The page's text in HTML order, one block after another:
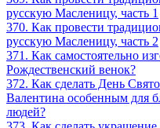
русскую Масленицу, часть 1
370. Как провести
русскую Масленицу, часть 2
371. Как самостоятельно
Рождественский венок?
372. Как сделать День
Валентина особенным для
людей?